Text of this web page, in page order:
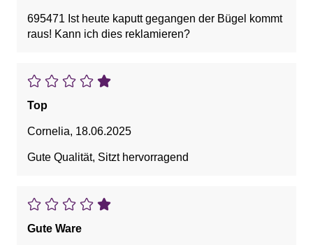
695471 Ist heute kaputt gegangen der Bügel kommt
raus! Kann ich dies reklamieren?
Top
Cornelia, 18.06.2025
Gute Qualität, Sitzt hervorragend
Gute Ware